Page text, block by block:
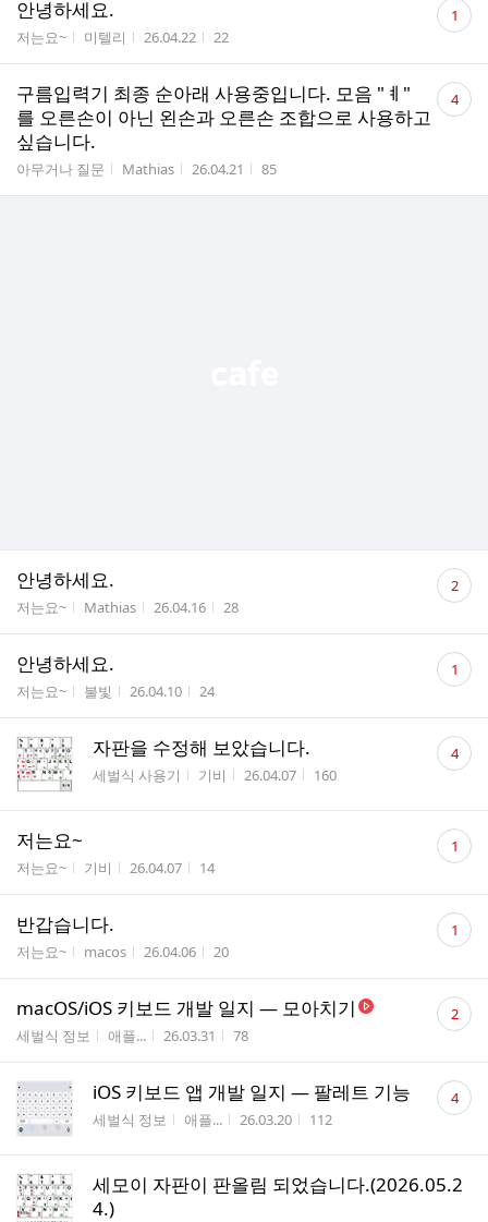
안녕하세요.
게시판명
저는요~ 작성자
미텔리 작성시간
26.04.22 조회수
22
글 1
구름입력기 최종 순아래 사용중입니다. 모음 "ㅖ"
를 오른손이 아닌 왼손과 오른손 조합으로 사용하고
싶습니다.
게시판명
아무거나 질문 작성자
Mathias 작성시간
26.04.21 조회수
85
댓
글 4
안녕하세요.
게시판명
저는요~ 작성자
Mathias 작성시간
26.04.16 조회수
28
댓
글 2
안녕하세요.
게시판명
저는요~ 작성자
불빛 작성시간
26.04.10 조회수
24
댓
글 1
자판을 수정해 보았습니다.
게시판명
세벌식 사용기 작성자
기비 작성시간
26.04.07 조회수
160
댓
글 4
저는요~
게시판명
저는요~ 작성자
기비 작성시간
26.04.07 조회수
14
댓
글 1
반갑습니다.
게시판명
저는요~ 작성자
macos 작성시간
26.04.06 조회수
20
댓
글 1
macOS/iOS 키보드 개발 일지 — 모아치기
게시판명
세벌식 정보 작성자
애플... 작성시간
26.03.31 조회수
78
댓
글 2
iOS 키보드 앱 개발 일지 — 팔레트 기능
게시판명
세벌식 정보 작성자
애플... 작성시간
26.03.20 조회수
112
댓
글 4
세모이 자판이 판올림 되었습니다.(2026.05.2
4.)